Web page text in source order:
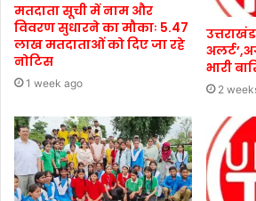
मतदाता सूची में नाम और
विवरण सुधारने का मौकाः 5.47
लाख मतदाताओं को दिए जा रहे
नोटिस
1 week ago
भारी
2